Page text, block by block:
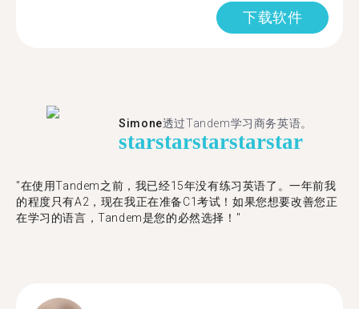
下载软件
Simone透过Tandem学习商务英语。
starstarstarstarstar
"在使用Tandem之前，我已经15年没有练习英语了。一年前我
的程度只有A2，现在我正在准备C1考试！如果您想要改善您正
在学习的语言，Tandem是您的必然选择！"